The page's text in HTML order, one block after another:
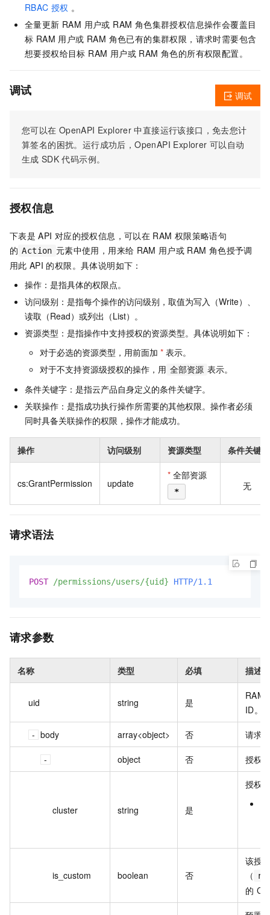
RBAC 授权 。
全量更新 RAM 用户或 RAM 角色集群授权信息操作会覆盖目
标 RAM 用户或 RAM 角色已有的集群权限，请求时需要包含
想要授权给目标 RAM 用户或 RAM 角色的所有权限配置。
调试
您可以在 OpenAPI Explorer 中直接运行该接口，免去您计
算签名的困扰。运行成功后，OpenAPI Explorer 可以自动
生成 SDK 代码示例。
调试
授权信息
下表是 API 对应的授权信息，可以在 RAM 权限策略语句
的 Action 元素中使用，用来给 RAM 用户或 RAM 角色授予调
用此 API 的权限。具体说明如下：
操作：是指具体的权限点。
访问级别：是指每个操作的访问级别，取值为写入（Write）、
读取（Read）或列出（List）。
资源类型：是指操作中支持授权的资源类型。具体说明如下：
对于必选的资源类型，用前面加 * 表示。
对于不支持资源级授权的操作，用 全部资源 表示。
条件关键字：是指云产品自身定义的条件关键字。
关联操作：是指成功执行操作所需要的其他权限。操作者必须
同时具备关联操作的权限，操作才能成功。
操作 访问级别 资源类型 条件关键字
cs:GrantPermission update
* 全部资源
* 无
请求语法
POST /permissions/users/{uid} HTTP/1.1
请求参数
名称 类型 必填 描述
uid string 是
RAM
ID。
body array<object> 否 请求
object 否 授权
cluster string 是
授权
is_custom boolean 否
该授
（
的